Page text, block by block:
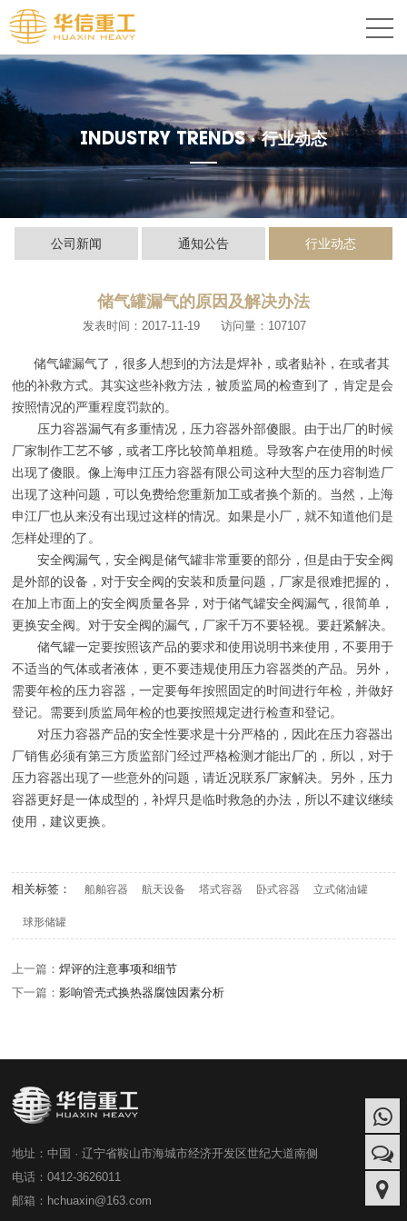
INDUSTRY TRENDS ·行业动态
公司新闻 通知公告 行业动态
储气罐漏气的原因及解决办法
发表时间：2017-11-19 访问量：107107
储气罐漏气了，很多人想到的方法是焊补，或者贴补，在或者其
他的补救方式。其实这些补救方法，被质监局的检查到了，肯定是会
按照情况的严重程度罚款的。
压力容器漏气有多重情况，压力容器外部傻眼。由于出厂的时候
厂家制作工艺不够，或者工序比较简单粗糙。导致客户在使用的时候
出现了傻眼。像上海申江压力容器有限公司这种大型的压力容制造厂
出现了这种问题，可以免费给您重新加工或者换个新的。当然，上海
申江厂也从来没有出现过这样的情况。如果是小厂，就不知道他们是
怎样处理的了。
安全阀漏气，安全阀是储气罐非常重要的部分，但是由于安全阀
是外部的设备，对于安全阀的安装和质量问题，厂家是很难把握的，
在加上市面上的安全阀质量各异，对于储气罐安全阀漏气，很简单，
更换安全阀。对于安全阀的漏气，厂家千万不要轻视。要赶紧解决。
储气罐一定要按照该产品的要求和使用说明书来使用，不要用于
不适当的气体或者液体，更不要违规使用压力容器类的产品。另外，
需要年检的压力容器，一定要每年按照固定的时间进行年检，并做好
登记。需要到质监局年检的也要按照规定进行检查和登记。
对压力容器产品的安全性要求是十分严格的，因此在压力容器出
厂销售必须有第三方质监部门经过严格检测才能出厂的，所以，对于
压力容器出现了一些意外的问题，请近况联系厂家解决。另外，压力
容器更好是一体成型的，补焊只是临时救急的办法，所以不建议继续
使用，建议更换。
相关标签： 船舶容器 航天设备 塔式容器 卧式容器 立式储油罐
球形储罐
上一篇：焊评的注意事项和细节
下一篇：影响管壳式换热器腐蚀因素分析
地址：中国 · 辽宁省鞍山市海城市经济开发区世纪大道南侧
电话：0412-3626011
邮箱：hchuaxin@163.com